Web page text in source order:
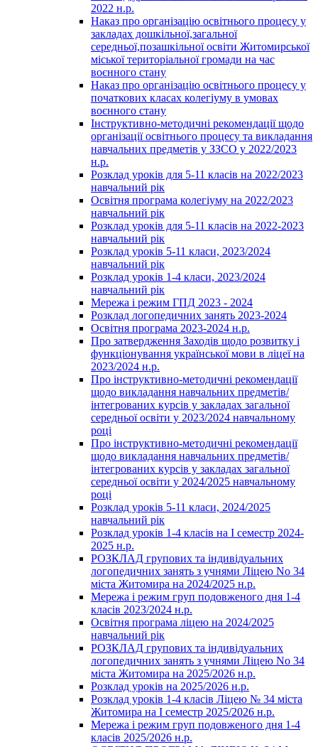
2022 н.р.
Наказ про організацію освітнього процесу у
закладах дошкільної,загальної
середньої,позашкільної освіти Житомирської
міської територіальної громади на час
воєнного стану
Наказ про організацію освітнього процесу у
початкових класах колегіуму в умовах
воєнного стану
Інструктивно-методичні рекомендації щодо
організації освітнього процесу та викладання
навчальних предметів у ЗЗСО у 2022/2023
н.р.
Розклад уроків для 5-11 класів на 2022/2023
навчальний рік
Освітня програма колегіуму на 2022/2023
навчальний рік
Розклад уроків для 5-11 класів на 2022-2023
навчальний рік
Розклад уроків 5-11 класи, 2023/2024
навчальний рік
Розклад уроків 1-4 класи, 2023/2024
навчальний рік
Мережа і режим ГПД 2023 - 2024
Розклад логопедичних занять 2023-2024
Освітня програма 2023-2024 н.р.
Про затвердження Заходів щодо розвитку і
функціонування української мови в ліцеї на
2023/2024 н.р.
Про інструктивно-методичні рекомендації
щодо викладання навчальних предметів/
інтегрованих курсів у закладах загальної
середньої освіти у 2023/2024 навчальному
році
Про інструктивно-методичні рекомендації
щодо викладання навчальних предметів/
інтегрованих курсів у закладах загальної
середньої освіти у 2024/2025 навчальному
році
Розклад уроків 5-11 класи, 2024/2025
навчальний рік
Розклад уроків 1-4 класів на І семестр 2024-
2025 н.р.
РОЗКЛАД групових та індивідуальних
логопедичних занять з учнями Ліцею No 34
міста Житомира на 2024/2025 н.р.
Мережа і режим груп подовженого дня 1-4
класів 2023/2024 н.р.
Освітня програма ліцею на 2024/2025
навчальний рік
РОЗКЛАД групових та індивідуальних
логопедичних занять з учнями Ліцею No 34
міста Житомира на 2025/2026 н.р.
Розклад уроків на 2025/2026 н.р.
Розклад уроків 1-4 класів Ліцею № 34 міста
Житомира на І семестр 2025/2026 н.р.
Мережа і режим груп подовженого дня 1-4
класів 2025/2026 н.р.